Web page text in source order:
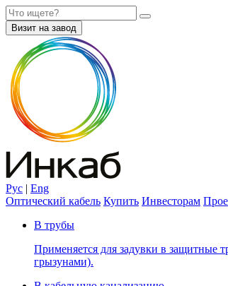
Визит на завод
Рус | Eng
Оптический кабель Купить Инвесторам
В трубы
Применяется для задувки в защитные
грызунами).